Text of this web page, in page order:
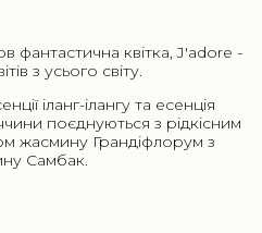
фантастична квітка, J'adore -
з усього світу.
іланг-ілангу та есенція
поєднуються з рідкісним
жасмину Грандіфлорум з
Самбак.